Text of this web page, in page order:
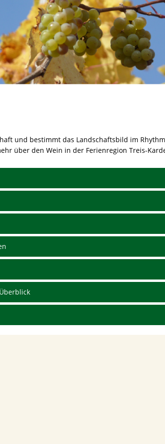
und bestimmt das Landschaftsbild im
über den Wein in der Ferienregion Treis-